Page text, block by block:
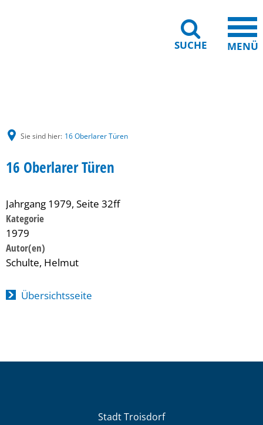
SUCHE MENÜ
Sie sind hier: 16 Oberlarer Türen
16 Oberlarer Türen
Jahrgang 1979, Seite 32ff
Kategorie
1979
Schulte, Helmut
Übersichtsseite
Stadt Troisdorf